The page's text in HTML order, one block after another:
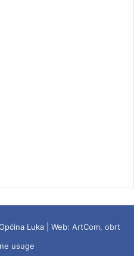
Luka | Web: ArtCom, obrt
usuge